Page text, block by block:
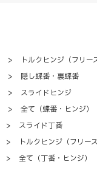
>
トルクヒンジ（フリー
>
隠し蝶番・裏蝶番
>
スライドヒンジ
>
全て（蝶番・ヒンジ）
>
スライド丁番
>
トルクヒンジ（フリー
> 全て（丁番・ヒンジ）